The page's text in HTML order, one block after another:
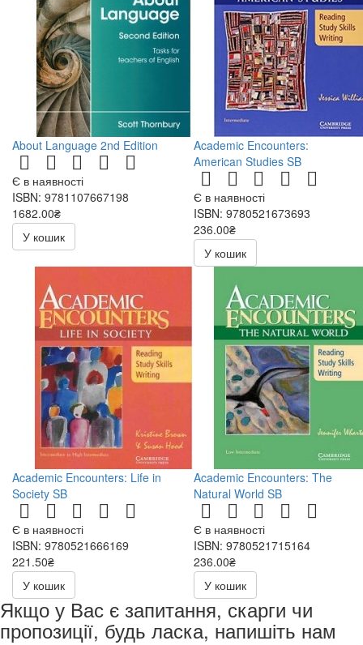
About Language 2nd Edition
Є в наявності
ISBN: 9781107667198
1682.00₴
У кошик
Academic Encounters:
American Studies SB
Є в наявності
ISBN: 9780521673693
236.00₴
472.00₴
У кошик
Academic Encounters: Life in
Society SB
Є в наявності
ISBN: 9780521666169
221.50₴
443.00₴
У кошик
Academic Encounters: The
Natural World SB
Є в наявності
ISBN: 9780521715164
236.00₴
472.00₴
У кошик
Якщо у Вас є запитання, скарги чи
пропозиції, будь ласка, напишіть нам